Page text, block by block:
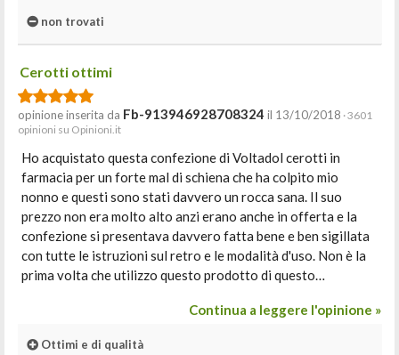
non trovati
Cerotti ottimi
opinione inserita da Fb-913946928708324 il 13/10/2018 · 3601
opinioni su Opinioni.it
Ho acquistato questa confezione di Voltadol cerotti in
farmacia per un forte mal di schiena che ha colpito mio
nonno e questi sono stati davvero un rocca sana. Il suo
prezzo non era molto alto anzi erano anche in offerta e la
confezione si presentava davvero fatta bene e ben sigillata
con tutte le istruzioni sul retro e le modalità d'uso. Non è la
prima volta che utilizzo questo prodotto di questo…
Continua a leggere l'opinione »
Ottimi e di qualità